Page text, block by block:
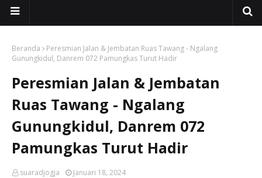
Beranda
Peresmian Jalan & Jembatan Ruas Tawang - Ngalang
Gunungkidul, Danrem 072 Pamungkas Turut Hadir
Peresmian Jalan & Jembatan
Ruas Tawang - Ngalang
Gunungkidul, Danrem 072
Pamungkas Turut Hadir
suaradjogja Januari 18, 2024